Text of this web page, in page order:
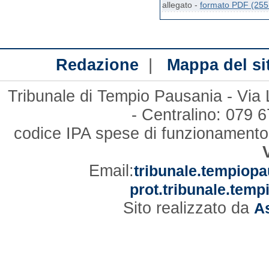
allegato - formato PDF
Redazione | Mappa del
Tribunale di Tempio Pausania -
- Centralino: 079
codice IPA spese di
Email:
Sito realizzato da